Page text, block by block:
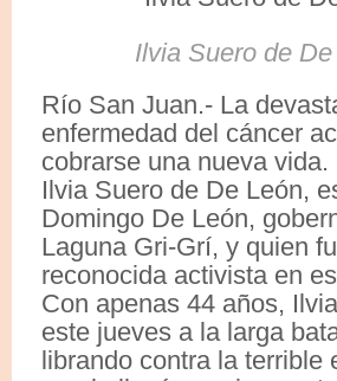
Ilvia Suero de
Río San Juan.- La
enfermedad del cáncer
cobrarse una nueva
Ilvia Suero de De León,
Domingo De León,
Laguna Gri-Grí, y quien
reconocida activista en
Con apenas 44 años,
este jueves a la larga
librando contra la terrible